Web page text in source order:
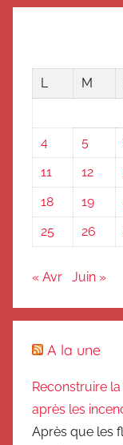
L
M
4
5
11
12
18
19
25
26
« Avr Juin »
A la une
Reconstruire
après les
Après que les